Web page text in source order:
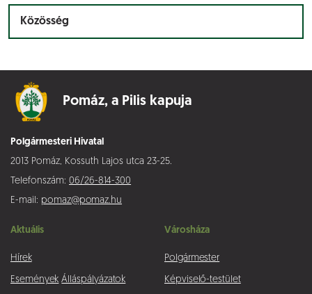
Közösség
Pomáz, a Pilis kapuja
Polgármesteri Hivatal
2013 Pomáz, Kossuth Lajos utca 23-25.
Telefonszám: 06/26-814-300
E-mail: pomaz@pomaz.hu
Aktuális
Hírek
Események Álláspályázatok
Városháza
Polgármester
Képviselő-testület